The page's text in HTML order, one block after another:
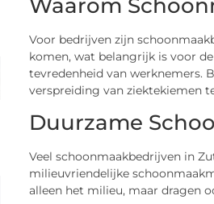
Waarom
Voor bedrijven zijn
komen, wat belangrijk is voor
tevredenheid van werknemers.
verspreiding van ziektekiemen
Duurzame
Veel schoonmaakbedrijven in
milieuvriendelijke
alleen het milieu, maar dragen